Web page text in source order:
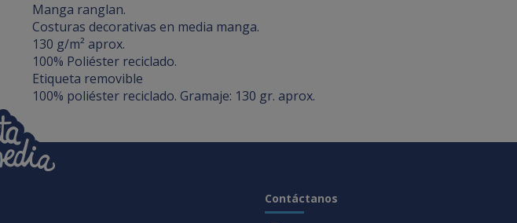
Manga ranglan.
Costuras decorativas en media manga.
130 g/m² aprox.
100% Poliéster reciclado.
Etiqueta removible
100% poliéster reciclado. Gramaje: 130 gr. aprox.
Contáctanos